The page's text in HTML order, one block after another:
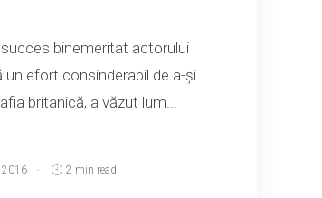
binemeritat actorului
efort consinderabil de a-și
britanică, a văzut lum...
2016 2 min read